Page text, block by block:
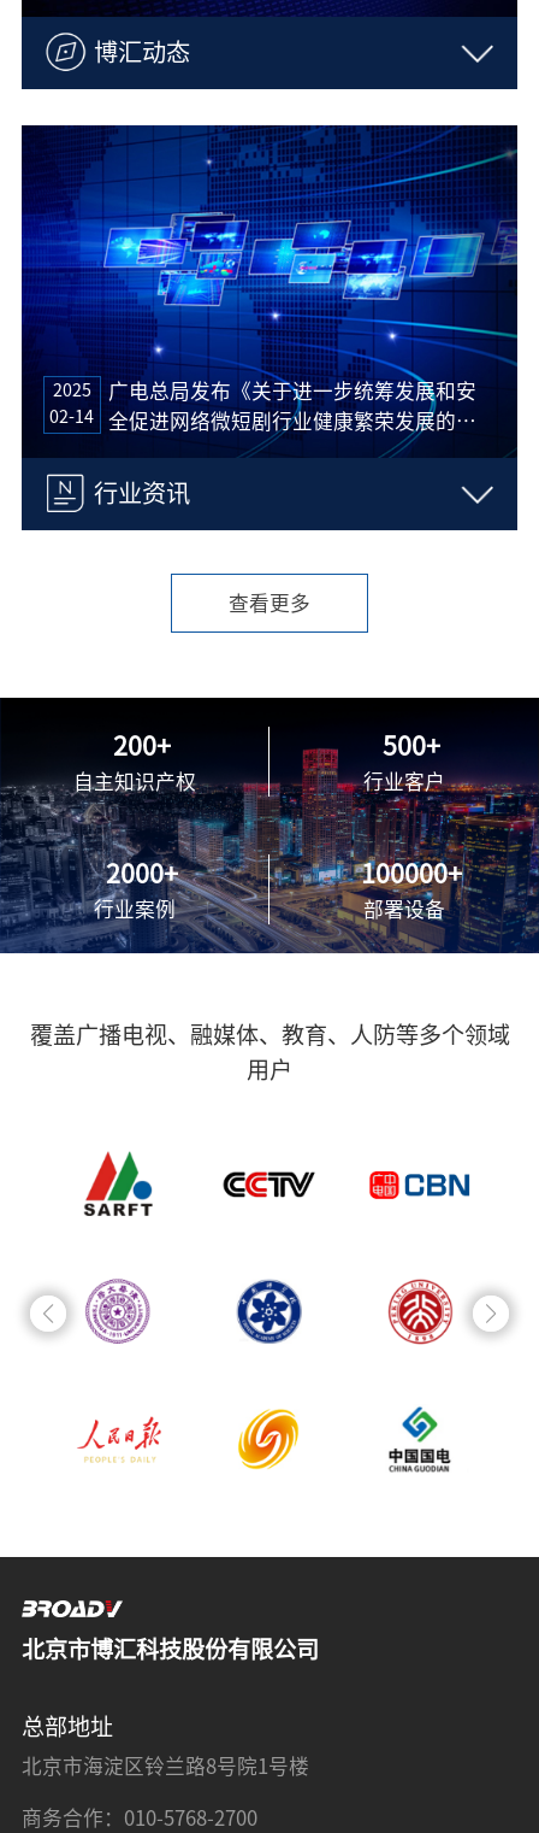
博汇动态
2025
02-14
广电总局发布《关于进一步统筹发展和安
全促进网络微短剧行业健康繁荣发展的通
行业资讯
查看更多
200
自主知识产权
500
行业客户
2000
行业案例
100000
部署设备
覆盖广播电视、融媒体、教育、人防等多个领域
用户
北京市博汇科技股份有限公司
总部地址
北京市海淀区铃兰路8号院1号楼
商务合作：010-5768-2700